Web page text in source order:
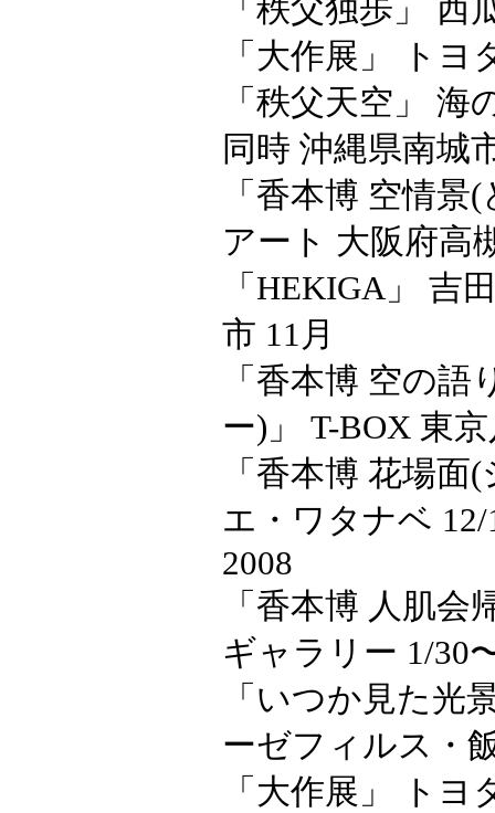
「秩父独歩」 西
「大作展」 ト
「秩父天空」
同時 沖縄県南城
「香本博 空情
アート 大阪府高
「HEKIGA」 吉
市 11月
「香本博 空の
ー)」 T-BOX 東
「香本博 花場
エ・ワタナベ 12/
2008
「香本博 人肌
ギャラリー 1/30
「いつか見た光
ーゼフィルス・
「大作展」 ト